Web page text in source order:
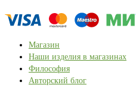
Магазин
Наши изделия в магазинах
Философия
Авторский блог